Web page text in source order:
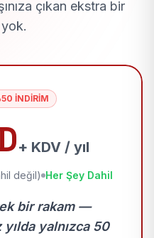
çıkan ekstra bir
İNDİRİM
+ KDV / yıl
değil) Her Şey Dahil
bir rakam —
yalnızca 50